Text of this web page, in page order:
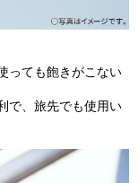
っても飽きがこない
で、旅先でも使用い